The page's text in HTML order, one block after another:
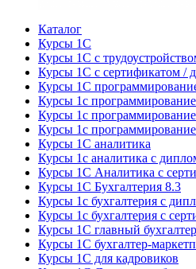
Каталог
Курсы 1С
Курсы 1С с
Курсы 1С с сертификатом /
Курсы 1С
Курсы 1с
Курсы 1с
Курсы 1с
Курсы 1С аналитика
Курсы 1с аналитика с
Курсы 1С Аналитика с
Курсы 1С Бухгалтерия 8.3
Курсы 1с бухгалтерия с
Курсы 1с бухгалтерия с
Курсы 1С главный бухгалтер
Курсы 1С бухгалтер-
Курсы 1С для кадровиков